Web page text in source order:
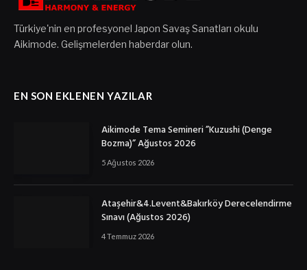
Türkiye'nin en profesyonel Japon Savaş Sanatları okulu
Aikimode. Gelişmelerden haberdar olun.
EN SON EKLENEN YAZILAR
Aikimode Tema Semineri ”Kuzushi (Denge
Bozma)” Ağustos 2026
5 Ağustos 2026
Ataşehir&4.Levent&Bakırköy Derecelendirme
Sınavı (Ağustos 2026)
4 Temmuz 2026